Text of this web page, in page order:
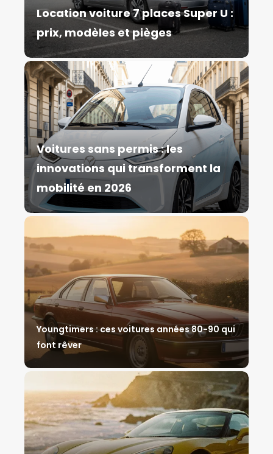
Location voiture 7 places Super U :
prix, modèles et pièges
Youngtimers : ces voitures années 80-90 qui
font rêver
Voitures sans permis : les
innovations qui transforment la
mobilité en 2026